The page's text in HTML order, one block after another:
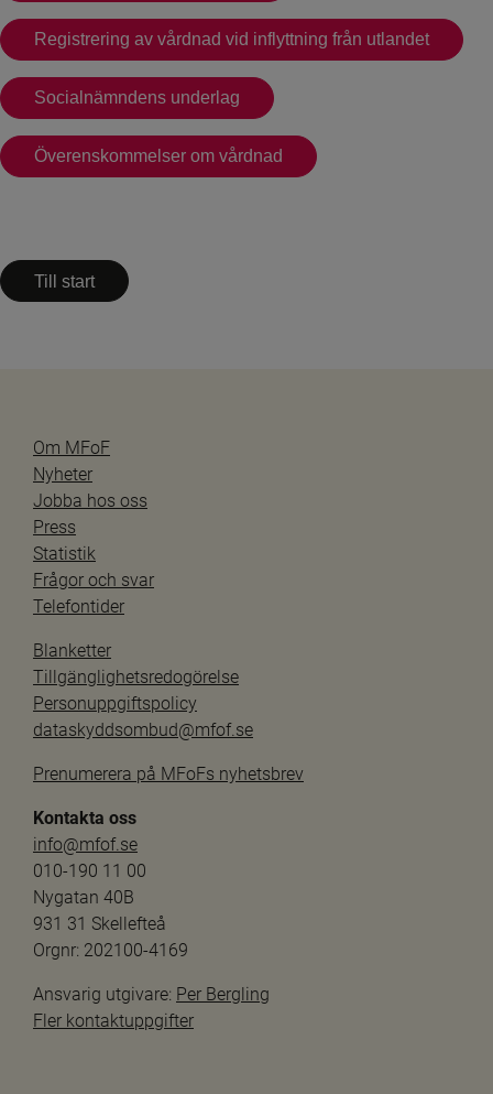
Registrering av vårdnad vid inflyttning från utlandet
Socialnämndens underlag
Överenskommelser om vårdnad
Till start
Om MFoF
Nyheter
Jobba hos oss
Press
Statistik
Frågor och svar
Telefontider
Blanketter
Tillgänglighetsredogörelse
Personuppgiftspolicy
dataskyddsombud@mfof.se
Prenumerera på MFoFs nyhetsbrev
Kontakta oss
info@mfof.se
010-190 11 00
Nygatan 40B
931 31 Skellefteå
Orgnr: 202100-4169
Ansvarig utgivare: Per Bergling
Fler kontaktuppgifter